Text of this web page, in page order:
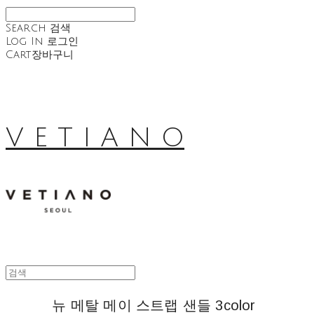
Search 검색
Log In 로그인
Cart장바구니
V E T I A N O
뉴 메탈 메이 스트랩 샌들 3color